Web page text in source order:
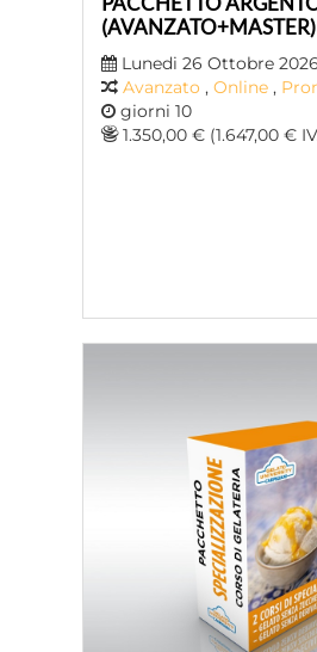
(AVANZATO+MASTER)
Lunedi 26 Ottobre 2026
Avanzato , Online ,
giorni 10
1.350,00 € (1.647,00 €